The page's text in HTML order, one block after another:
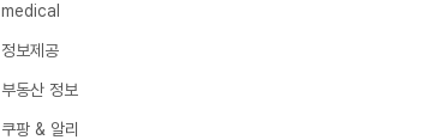
medical
정보제공
부동산 정보
쿠팡 & 알리